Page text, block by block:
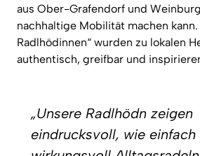
aus Ober-Grafendorf und
nachhaltige Mobilität machen
Radlhödinnen“ wurden zu lokalen
authentisch, greifbar und
„Unsere Radlhödn zeigen
eindrucksvoll, wie einfach